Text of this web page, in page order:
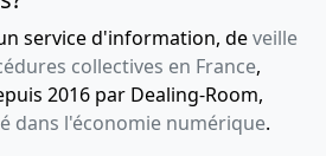
service d'information, deveille
collectives en France,
2016 par Dealing-Room,
dans l'économie numérique.